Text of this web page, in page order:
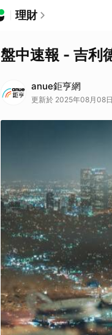
理財
盤中速報 - 吉利
anue鉅亨網
更新於 2025年08月08